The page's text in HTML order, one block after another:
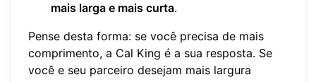
mais larga e mais curta.
Pense desta forma: se você precisa de mais
comprimento, a Cal King é a sua resposta. Se
você e seu parceiro desejam mais largura